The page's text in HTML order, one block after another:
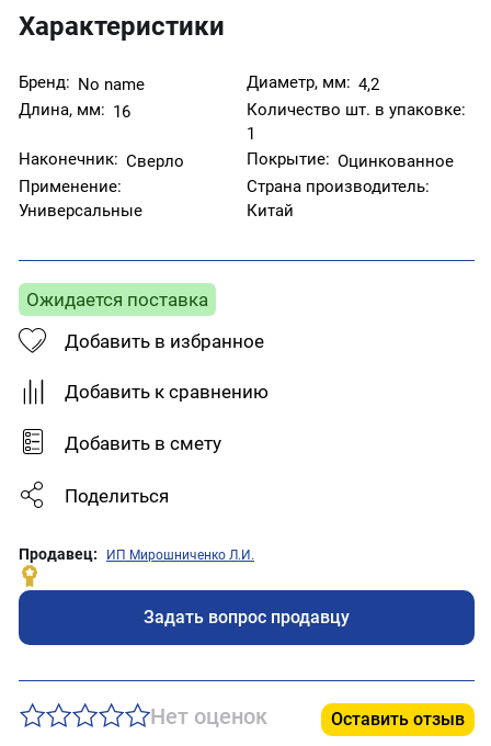
Характеристики
Бренд: No name Диаметр, мм: 4,2
Длина, мм: 16
Количество шт. в упаковке:
1
Наконечник: Сверло Покрытие: Оцинкованное
Применение:
Универсальные
Страна производитель:
Китай
Ожидается поставка
Добавить в избранное
Добавить к сравнению
Добавить в смету
Поделиться
Продавец: ИП Мирошниченко Л.И.
Задать вопрос продавцу
Нет оценок Оставить отзыв